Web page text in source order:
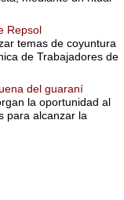
Repsol
temas de coyuntura
de Trabajadores de
del guaraní
la oportunidad al
para alcanzar la